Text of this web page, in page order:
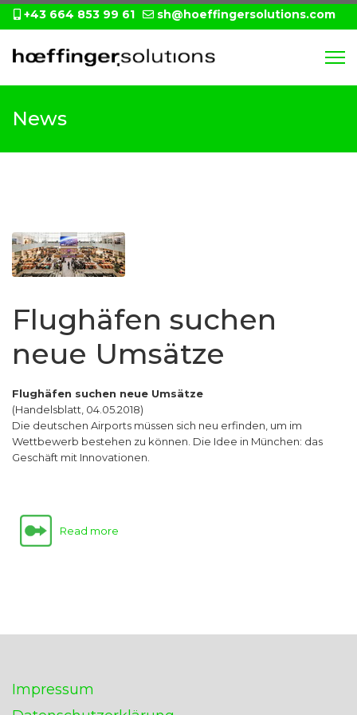
+43 664 853 99 61 sh@hoeffingersolutions.com
News
Flughäfen suchen
neue Umsätze
Flughäfen suchen neue Umsätze
(Handelsblatt, 04.05.2018)
Die deutschen Airports müssen sich neu erfinden, um im
Wettbewerb bestehen zu können. Die Idee in München: das
Geschäft mit Innovationen.
Read more
Impressum